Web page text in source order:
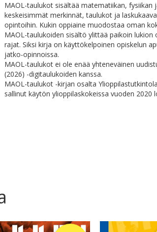
MAOL-taulukot sisältää matematiikan, fysiikan
keskeisimmät merkinnät, taulukot ja
opintoihin. Kukin oppiaine muodostaa oman
MAOL-taulukoiden sisältö ylittää paikoin lukion
rajat. Siksi kirja on käyttökelpoinen opiskelun
jatko-opinnoissa.
MAOL-taulukot ei ole enää yhteneväinen
(2026) -digitaulukoiden kanssa.
MAOL-taulukot -kirjan osalta
sallinut käytön ylioppilaskokeissa vuoden 2020